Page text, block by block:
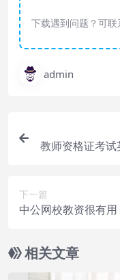
下载遇到问题？可
admin
教师资格证考试
下一篇
中公网校教资很有
相关文章